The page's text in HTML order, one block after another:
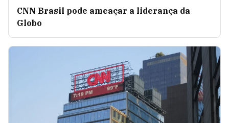
CNN Brasil pode ameaçar a liderança da
Globo